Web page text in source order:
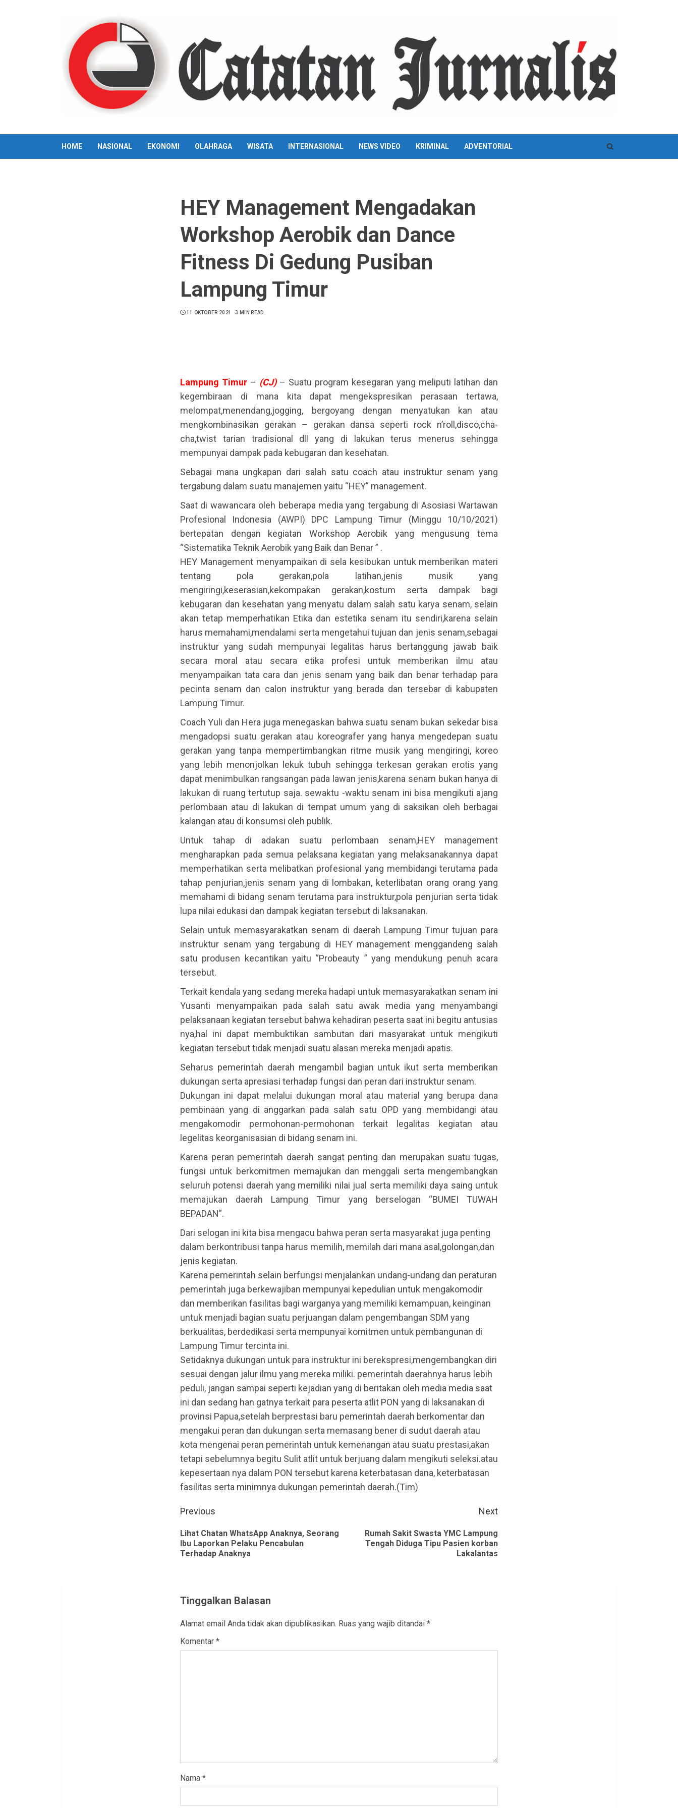
HOME NASIONAL EKONOMI OLAHRAGA WISATA INTERNASIONAL NEWS VIDEO KRIMINAL ADVENTORIAL
HEY Management Mengadakan
Workshop Aerobik dan Dance
Fitness Di Gedung Pusiban
Lampung Timur
11 OKTOBER 2021 3 MIN READ
Lampung Timur – (CJ)– Suatu program kesegaran yang meliputi latihan dan
kegembiraan di mana kita dapat mengekspresikan perasaan tertawa,
melompat,menendang,jogging, bergoyang dengan menyatukan kan atau
mengkombinasikan gerakan – gerakan dansa seperti rock n’roll,disco,cha-
cha,twist tarian tradisional dll yang di lakukan terus menerus sehingga
mempunyai dampak pada kebugaran dan kesehatan.
Sebagai mana ungkapan dari salah satu coach atau instruktur senam yang
tergabung dalam suatu manajemen yaitu “HEY” management.
Saat di wawancara oleh beberapa media yang tergabung di Asosiasi Wartawan
Profesional Indonesia (AWPI) DPC Lampung Timur (Minggu 10/10/2021)
bertepatan dengan kegiatan Workshop Aerobik yang mengusung tema
“Sistematika Teknik Aerobik yang Baik dan Benar ” .
HEY Management menyampaikan di sela kesibukan untuk memberikan materi
tentang pola gerakan,pola latihan,jenis musik yang
mengiringi,keserasian,kekompakan gerakan,kostum serta dampak bagi
kebugaran dan kesehatan yang menyatu dalam salah satu karya senam, selain
akan tetap memperhatikan Etika dan estetika senam itu sendiri,karena selain
harus memahami,mendalami serta mengetahui tujuan dan jenis senam,sebagai
instruktur yang sudah mempunyai legalitas harus bertanggung jawab baik
secara moral atau secara etika profesi untuk memberikan ilmu atau
menyampaikan tata cara dan jenis senam yang baik dan benar terhadap para
pecinta senam dan calon instruktur yang berada dan tersebar di kabupaten
Lampung Timur.
Coach Yuli dan Hera juga menegaskan bahwa suatu senam bukan sekedar bisa
mengadopsi suatu gerakan atau koreografer yang hanya mengedepan suatu
gerakan yang tanpa mempertimbangkan ritme musik yang mengiringi, koreo
yang lebih menonjolkan lekuk tubuh sehingga terkesan gerakan erotis yang
dapat menimbulkan rangsangan pada lawan jenis,karena senam bukan hanya di
lakukan di ruang tertutup saja. sewaktu -waktu senam ini bisa mengikuti ajang
perlombaan atau di lakukan di tempat umum yang di saksikan oleh berbagai
kalangan atau di konsumsi oleh publik.
Untuk tahap di adakan suatu perlombaan senam,HEY management
mengharapkan pada semua pelaksana kegiatan yang melaksanakannya dapat
memperhatikan serta melibatkan profesional yang membidangi terutama pada
tahap penjurian,jenis senam yang di lombakan, keterlibatan orang orang yang
memahami di bidang senam terutama para instruktur,pola penjurian serta tidak
lupa nilai edukasi dan dampak kegiatan tersebut di laksanakan.
Selain untuk memasyarakatkan senam di daerah Lampung Timur tujuan para
instruktur senam yang tergabung di HEY management menggandeng salah
satu produsen kecantikan yaitu “Probeauty ” yang mendukung penuh acara
tersebut.
Terkait kendala yang sedang mereka hadapi untuk memasyarakatkan senam ini
Yusanti menyampaikan pada salah satu awak media yang menyambangi
pelaksanaan kegiatan tersebut bahwa kehadiran peserta saat ini begitu antusias
nya,hal ini dapat membuktikan sambutan dari masyarakat untuk mengikuti
kegiatan tersebut tidak menjadi suatu alasan mereka menjadi apatis.
Seharus pemerintah daerah mengambil bagian untuk ikut serta memberikan
dukungan serta apresiasi terhadap fungsi dan peran dari instruktur senam.
Dukungan ini dapat melalui dukungan moral atau material yang berupa dana
pembinaan yang di anggarkan pada salah satu OPD yang membidangi atau
mengakomodir permohonan-permohonan terkait legalitas kegiatan atau
legelitas keorganisasian di bidang senam ini.
Karena peran pemerintah daerah sangat penting dan merupakan suatu tugas,
fungsi untuk berkomitmen memajukan dan menggali serta mengembangkan
seluruh potensi daerah yang memiliki nilai jual serta memiliki daya saing untuk
memajukan daerah Lampung Timur yang berselogan “BUMEI TUWAH
BEPADAN”.
Dari selogan ini kita bisa mengacu bahwa peran serta masyarakat juga penting
dalam berkontribusi tanpa harus memilih, memilah dari mana asal,golongan,dan
jenis kegiatan.
Karena pemerintah selain berfungsi menjalankan undang-undang dan peraturan
pemerintah juga berkewajiban mempunyai kepedulian untuk mengakomodir
dan memberikan fasilitas bagi warganya yang memiliki kemampuan, keinginan
untuk menjadi bagian suatu perjuangan dalam pengembangan SDM yang
berkualitas, berdedikasi serta mempunyai komitmen untuk pembangunan di
Lampung Timur tercinta ini.
Setidaknya dukungan untuk para instruktur ini berekspresi,mengembangkan diri
sesuai dengan jalur ilmu yang mereka miliki. pemerintah daerahnya harus lebih
peduli, jangan sampai seperti kejadian yang di beritakan oleh media media saat
ini dan sedang han gatnya terkait para peserta atlit PON yang di laksanakan di
provinsi Papua,setelah berprestasi baru pemerintah daerah berkomentar dan
mengakui peran dan dukungan serta memasang bener di sudut daerah atau
kota mengenai peran pemerintah untuk kemenangan atau suatu prestasi,akan
tetapi sebelumnya begitu Sulit atlit untuk berjuang dalam mengikuti seleksi.atau
kepesertaan nya dalam PON tersebut karena keterbatasan dana, keterbatasan
fasilitas serta minimnya dukungan pemerintah daerah.(Tim)
Continue
Reading
Previous
Previous
Lihat Chatan WhatsApp Anaknya, Seorang
Ibu Laporkan Pelaku Pencabulan
Terhadap Anaknya
Next
Rumah Sakit Swasta YMC Lampung
Tengah Diduga Tipu Pasien korban
Lakalantas
Tinggalkan Balasan
Alamat email Anda tidak akan dipublikasikan. Ruas yang wajib ditandai *
Komentar *
Nama *